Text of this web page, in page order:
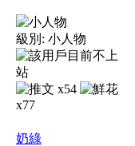
級別: 小人物
x54
x77
奶綠